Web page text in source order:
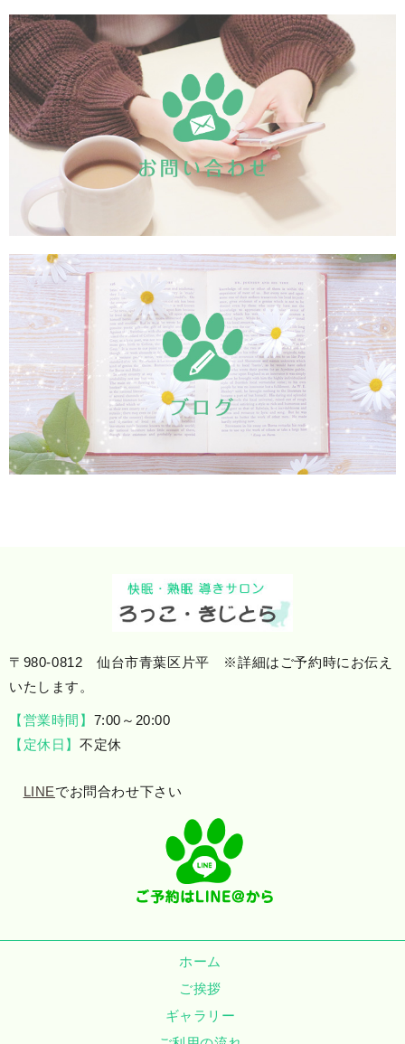
〒980-0812 仙台市青葉区片平 ※詳細はご予約時にお伝え
いたします。
【営業時間】 7:00～20:00
【定休日】 不定休
LINEでお問合わせ下さい
ホーム
ご挨拶
ギャラリー